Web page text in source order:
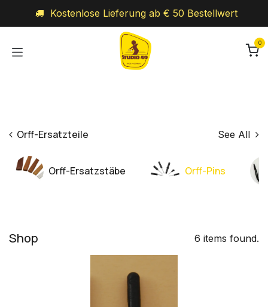
Kostenlose Lieferung ab € 50 Bestellwert
0
Orff-Ersatzteile See All
Orff-Ersatzstäbe Orff-Pins
Shop 6 items found.